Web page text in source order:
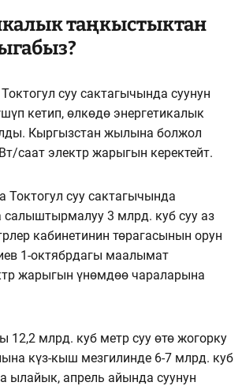
таңкыстыктан
суу сактагычында суунун
кетип, өлкөдө энергетикалык
Кыргызстан жылына болжол
саат электр жарыгын керектейт.
Токтогул суу сактагычында
3 млрд. куб суу аз
кабинетинин төрагасынын орун
1-октябрдагы маалымат
жарыгын үнөмдөө чараларына
12,2 млрд. куб метр суу өтө жогорку
күз-кыш мезгилинде 6-7 млрд. куб
ылайык, апрель айында суунун